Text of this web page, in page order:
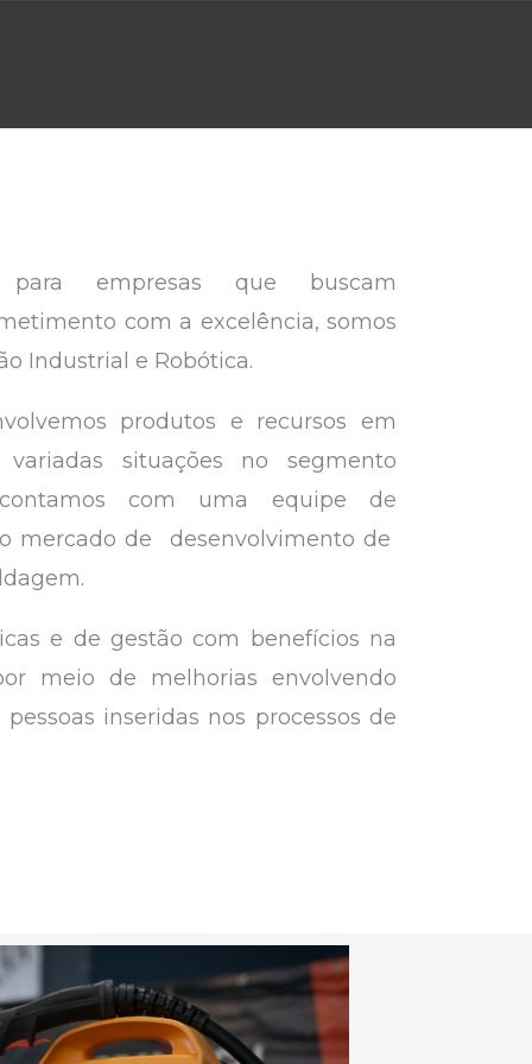
empresas que buscam
com a excelência, somos
Industrial e Robótica.
produtos e recursos em
situações no segmento
com uma equipe de
mercado de desenvolvimento de
e de gestão com benefícios na
meio de melhorias envolvendo
inseridas nos processos de